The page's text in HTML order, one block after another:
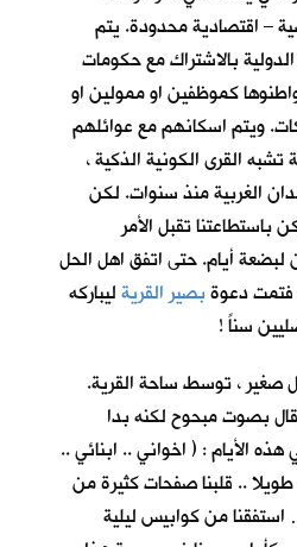
– اقتصادية محدودة. يتم
بالاشتراك مع حكومات
كموظفين او ممولين او
ويتم اسكانهم مع عوائلهم
القرى الكونية الذكية ،
الغربية منذ سنوات. لكن
باستطاعتنا تقبل الأمر
لبضعة أيام. حتى اتفق اهل الحل
فتمت دعوةبصير القريةليباركه
سناً !
صغير ، توسط ساحة القرية.
بصوت مبحوح لكنه بدا
هذه الأيام : ( اخواني .. ابنائي ..
.. قلبنا صفحات كثيرة من
من كوابيس ليلية